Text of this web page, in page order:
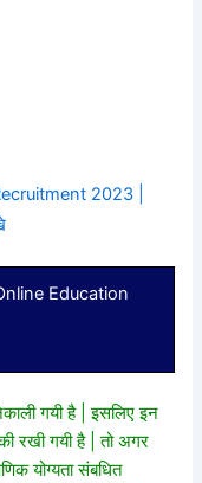
2023 |
Education
गयी है | इसलिए इन
रखी गयी है | तो अगर
योग्यता संबधित